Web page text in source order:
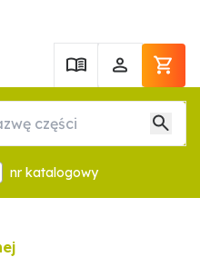
nr katalogowy